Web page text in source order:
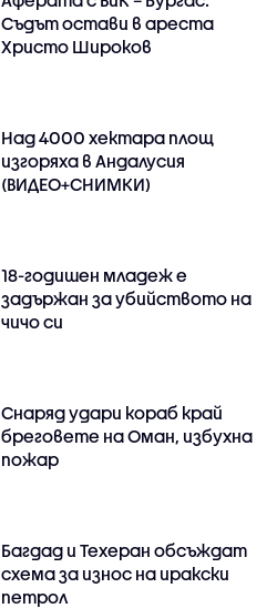
Съдът остави в ареста
Христо Широков
Над 4000 хектара площ
изгоряха в Андалусия
(ВИДЕО+СНИМКИ)
18-годишен младеж е
задържан за убийството на
чичо си
Снаряд удари кораб край
бреговете на Оман, избухна
пожар
Багдад и Техеран обсъждат
схема за износ на иракски
петрол